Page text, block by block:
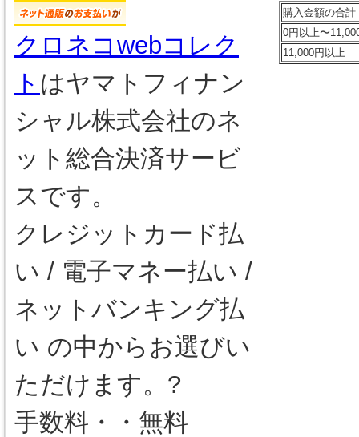
クロネコwebコレク
ト はヤマトフィナン
シャル株式会社のネ
ット総合決済サービ
スです。
クレジットカード払
い / 電子マネー払い /
ネットバンキング払
い の中からお選びい
ただけます。?
手数料・・無料
購入金額の合計
0円以上〜
11,000円以上